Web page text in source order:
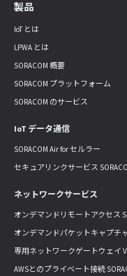
製品
IoT とは
LPWA とは
SORACOM 概要
SORACOM プラットフォーム
SORACOM のサービス
IoT データ通信
SORACOM Air for セルラー
セキュアリンクサービス
ネットワークサービス
オンデマンドリモートアクセス
オンデマンドパケットキャプチャ
専用ネットワークゲートウェイ
AWSとのプライベート接続